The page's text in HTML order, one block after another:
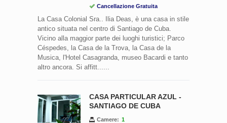
Cancellazione Gratuita
La Casa Colonial Sra.. Ilia Deas, è una casa in stile
antico situata nel centro di Santiago de Cuba.
Vicino alla maggior parte dei luoghi turistici; Parco
Céspedes, la Casa de la Trova, la Casa de la
Musica, l'Hotel Casagranda, museo Bacardi e tanto
altro ancora. Si affitt......
CASA PARTICULAR AZUL -
SANTIAGO DE CUBA
Camere: 1